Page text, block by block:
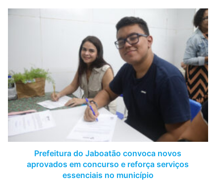
Prefeitura do Jaboatão convoca novos
aprovados em concurso e reforça serviços
essenciais no município